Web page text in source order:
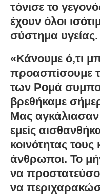
τόνισε το
έχουν όλοι
σύστημα υγείας.
«Κάνουμε ό,τι
προασπίσουμε
των Ρομά
βρεθήκαμε
Μας
εμείς
κοινότητας τους
άνθρωποι. Το
να
να